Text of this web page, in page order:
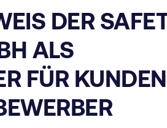
DER
ALS
FÜR